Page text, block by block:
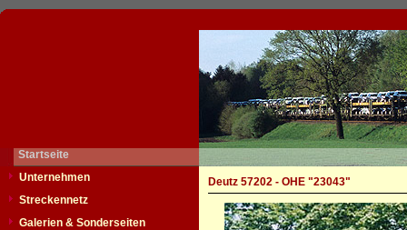
Startseite
Unternehmen
Streckennetz
Galerien & Sonderseiten
Deutz 57202 - OHE "23043"